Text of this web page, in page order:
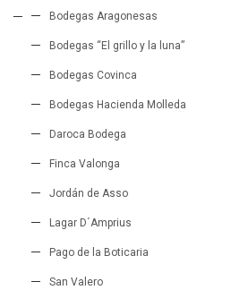
Bodegas Aragonesas
Bodegas “El grillo y la luna”
Bodegas Covinca
Bodegas Hacienda Molleda
Daroca Bodega
Finca Valonga
Jordán de Asso
Lagar D´Amprius
Pago de la Boticaria
San Valero